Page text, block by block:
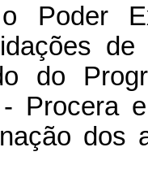
Poder
do
Procera
dos